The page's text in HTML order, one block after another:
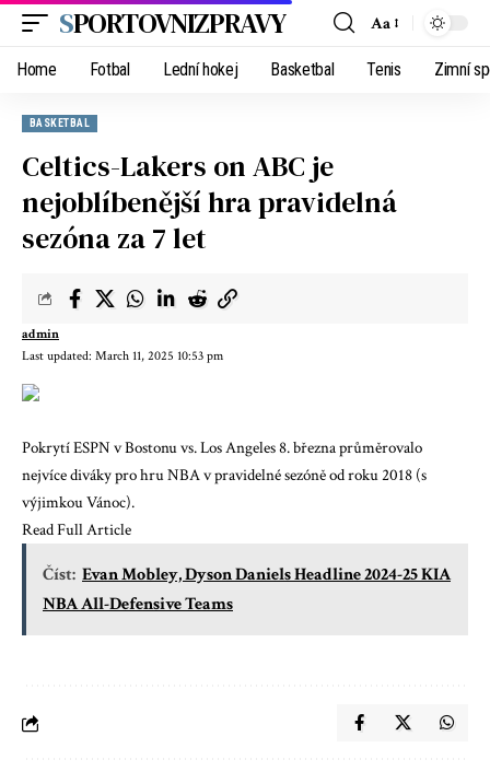
SPORTOVNIZPRAVY Aa
Home Fotbal Lední hokej Basketbal Tenis Zimní
BASKETBAL
Celtics-Lakers on ABC je
nejoblíbenější hra pravidelná
sezóna za 7 let
Last updated: March 11, 2025 10:53 pm
admin
Pokrytí ESPN v Bostonu vs. Los Angeles 8. března průměrovalo
nejvíce diváky pro hru NBA v pravidelné sezóně od roku 2018 (s
výjimkou Vánoc).
Read Full Article
Číst: Evan Mobley, Dyson Daniels Headline 2024-25 KIA
NBA All-Defensive Teams